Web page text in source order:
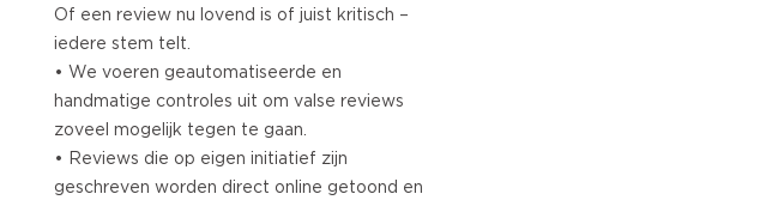
Of een review nu lovend is of juist kritisch –
iedere stem telt.
• We voeren geautomatiseerde en
handmatige controles uit om valse reviews
zoveel mogelijk tegen te gaan.
• Reviews die op eigen initiatief zijn
geschreven worden direct online getoond en